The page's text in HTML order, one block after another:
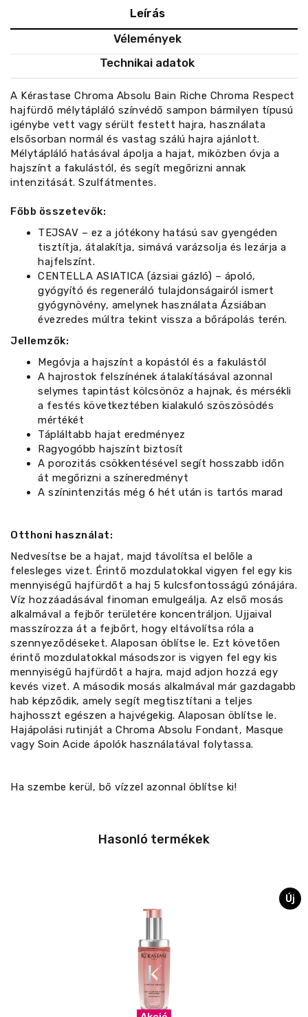
Leírás
Vélemények
Technikai adatok
A Kérastase Chroma Absolu Bain Riche Chroma Respect
hajfürdő mélytápláló színvédő sampon bármilyen típusú
igénybe vett vagy sérült festett hajra, használata
elsősorban normál és vastag szálú hajra ajánlott.
Mélytápláló hatásával ápolja a hajat, miközben óvja a
hajszínt a fakulástól, és segít megőrizni annak
intenzitását. Szulfátmentes.
Főbb összetevők:
TEJSAV – ez a jótékony hatású sav gyengéden
tisztítja, átalakítja, simává varázsolja és lezárja a
hajfelszínt.
CENTELLA ASIATICA (ázsiai gázló) – ápoló,
gyógyító és regeneráló tulajdonságairól ismert
gyógynövény, amelynek használata Ázsiában
évezredes múltra tekint vissza a bőrápolás terén.
Jellemzők:
Megóvja a hajszínt a kopástól és a fakulástól
A hajrostok felszínének átalakításával azonnal
selymes tapintást kölcsönöz a hajnak, és mérsékli
a festés következtében kialakuló szöszösödés
mértékét
Tápláltabb hajat eredményez
Ragyogóbb hajszínt biztosít
A porozitás csökkentésével segít hosszabb időn
át megőrizni a színeredményt
A színintenzitás még 6 hét után is tartós marad
Otthoni használat:
Nedvesítse be a hajat, majd távolítsa el belőle a
felesleges vizet. Érintő mozdulatokkal vigyen fel egy kis
mennyiségű hajfürdőt a haj 5 kulcsfontosságú zónájára.
Víz hozzáadásával finoman emulgeálja. Az első mosás
alkalmával a fejbőr területére koncentráljon. Ujjaival
masszírozza át a fejbőrt, hogy eltávolítsa róla a
szennyeződéseket. Alaposan öblítse le. Ezt követően
érintő mozdulatokkal másodszor is vigyen fel egy kis
mennyiségű hajfürdőt a hajra, majd adjon hozzá egy
kevés vizet. A második mosás alkalmával már gazdagabb
hab képződik, amely segít megtisztítani a teljes
hajhosszt egészen a hajvégekig. Alaposan öblítse le.
Hajápolási rutinját a Chroma Absolu Fondant, Masque
vagy Soin Acide ápolók használatával folytassa.
Ha szembe kerül, bő vízzel azonnal öblítse ki!
Hasonló termékek
Új